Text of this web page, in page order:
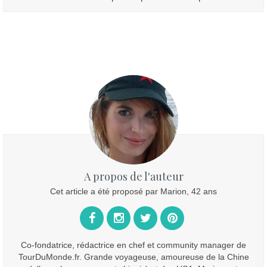
A propos de l'auteur
Cet article a été proposé par Marion, 42 ans
Co-fondatrice, rédactrice en chef et community manager de
TourDuMonde.fr. Grande voyageuse, amoureuse de la Chine